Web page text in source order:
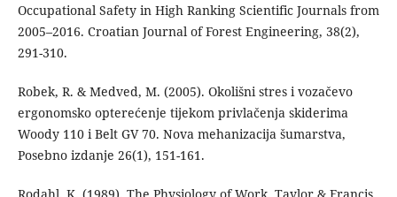
Occupational Safety in High Ranking Scientific Journals from
2005–2016. Croatian Journal of Forest Engineering, 38(2),
291-310.
Robek, R. & Medved, M. (2005). Okolišni stres i vozačevo
ergonomsko opterećenje tijekom privlačenja skiderima
Woody 110 i Belt GV 70. Nova mehanizacija šumarstva,
Posebno izdanje 26(1), 151-161.
Rodahl, K. (1989). The Physiology of Work. Taylor & Francis